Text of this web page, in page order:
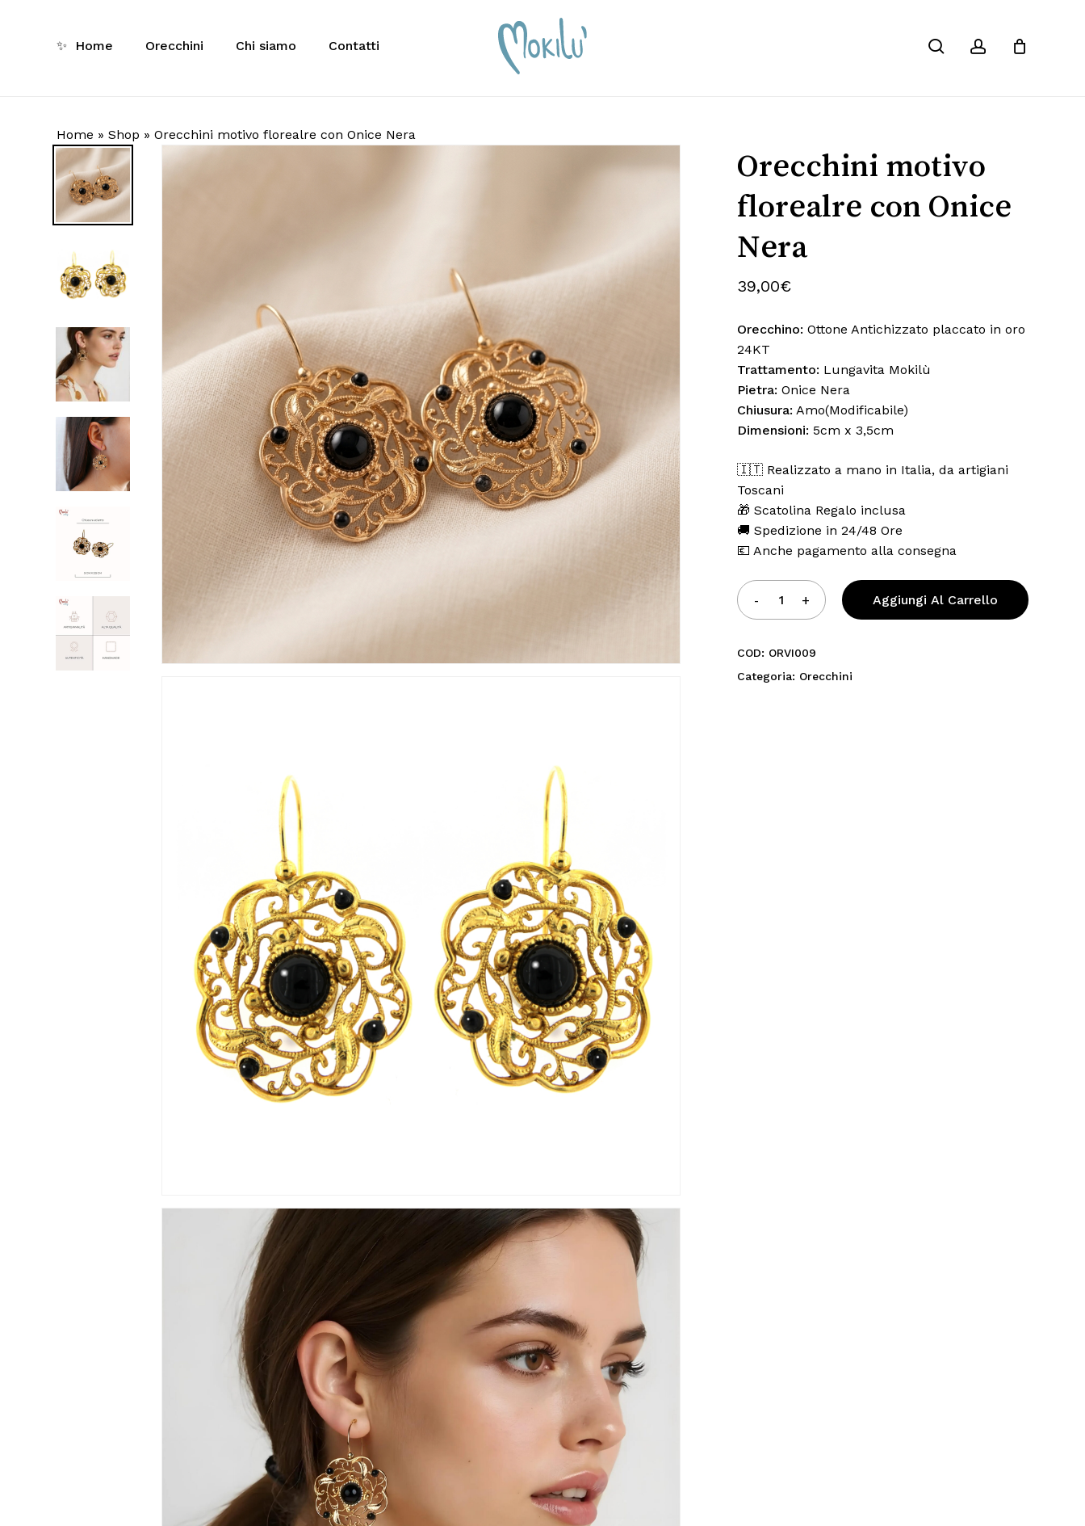
✨ Home Orecchini Chi siamo Contatti search account
Home » Shop » Orecchini motivo florealre con Onice Nera
Orecchini motivo
florealre con Onice
Nera
39,00€
Orecchino: Ottone Antichizzato placcato in oro
24KT
Trattamento: Lungavita Mokilù
Pietra: Onice Nera
Chiusura: Amo(Modificabile)
Dimensioni: 5cm x 3,5cm
🇮🇹 Realizzato a mano in Italia, da artigiani
Toscani
🎁 Scatolina Regalo inclusa
🚚 Spedizione in 24/48 Ore
💶 Anche pagamento alla consegna
Aggiungi Al Carrello
COD: ORVI009
Categoria: Orecchini